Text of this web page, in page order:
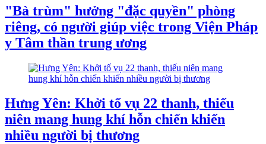
"Bà trùm" hưởng "đặc quyền" phòng
riêng, có người giúp việc trong Viện Pháp
y Tâm thần trung ương
Hưng Yên: Khởi tố vụ 22 thanh, thiếu
niên mang hung khí hỗn chiến khiến
nhiều người bị thương